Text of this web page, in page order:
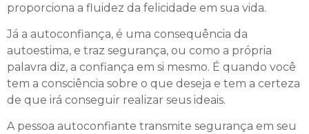
proporciona a fluidez da felicidade em sua vida.
Já a autoconfiança, é uma consequência da
autoestima, e traz segurança, ou como a própria
palavra diz, a confiança em si mesmo. É quando você
tem a consciência sobre o que deseja e tem a certeza
de que irá conseguir realizar seus ideais.
A pessoa autoconfiante transmite segurança em seu